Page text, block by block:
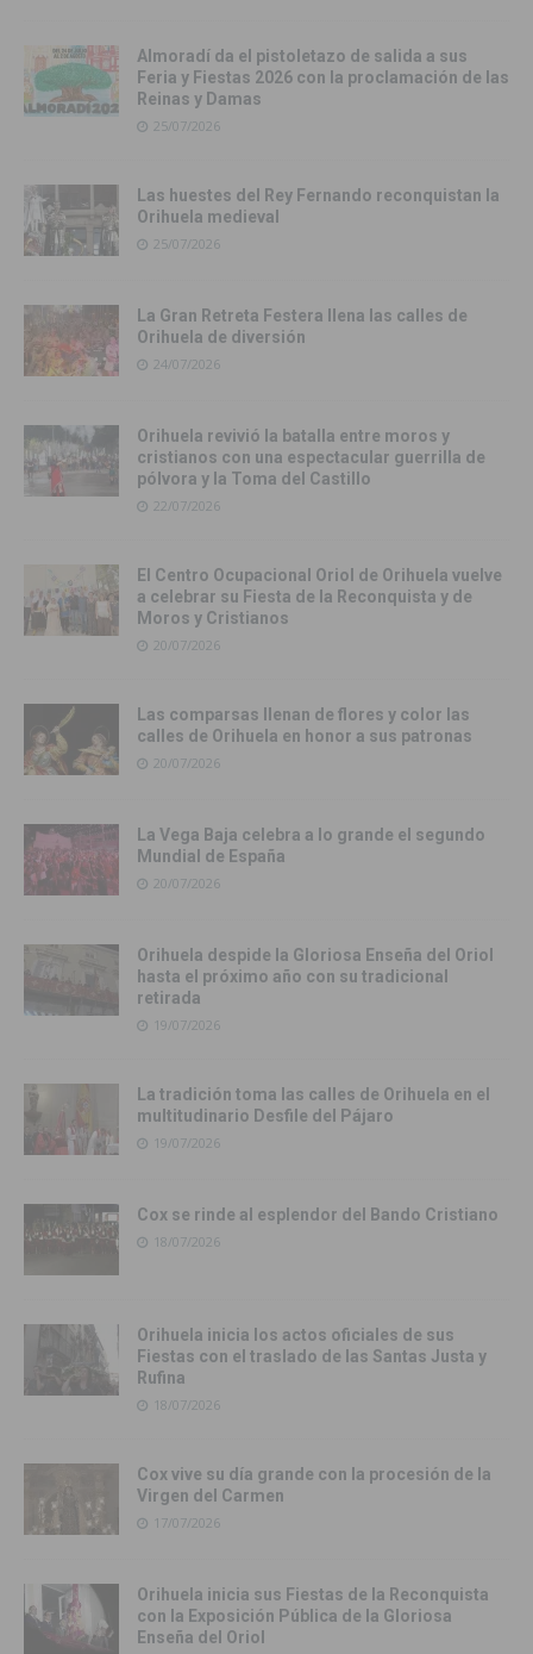
Almoradí da el pistoletazo de salida a sus
Feria y Fiestas 2026 con la proclamación de las
Reinas y Damas
25/07/2026
Las huestes del Rey Fernando reconquistan la
Orihuela medieval
25/07/2026
La Gran Retreta Festera llena las calles de
Orihuela de diversión
24/07/2026
Orihuela revivió la batalla entre moros y
cristianos con una espectacular guerrilla de
pólvora y la Toma del Castillo
22/07/2026
El Centro Ocupacional Oriol de Orihuela vuelve
a celebrar su Fiesta de la Reconquista y de
Moros y Cristianos
20/07/2026
Las comparsas llenan de flores y color las
calles de Orihuela en honor a sus patronas
20/07/2026
La Vega Baja celebra a lo grande el segundo
Mundial de España
20/07/2026
Orihuela despide la Gloriosa Enseña del Oriol
hasta el próximo año con su tradicional
retirada
19/07/2026
La tradición toma las calles de Orihuela en el
multitudinario Desfile del Pájaro
19/07/2026
Cox se rinde al esplendor del Bando Cristiano
18/07/2026
Orihuela inicia los actos oficiales de sus
Fiestas con el traslado de las Santas Justa y
Rufina
18/07/2026
Cox vive su día grande con la procesión de la
Virgen del Carmen
17/07/2026
Orihuela inicia sus Fiestas de la Reconquista
con la Exposición Pública de la Gloriosa
Enseña del Oriol